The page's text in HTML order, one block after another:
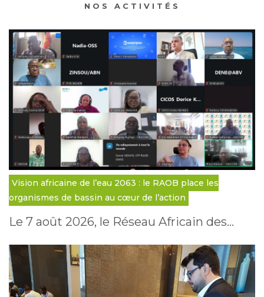
NOS ACTIVITÉS
Vision africaine de l’eau 2063 : le RAOB place les
organismes de bassin au cœur de l’action
Le 7 août 2026, le Réseau Africain des…